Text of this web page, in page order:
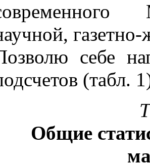
себе
(табл.
Общие